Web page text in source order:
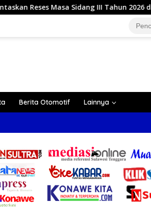
III Tahun 2026 di Dapil IV Konawe
Berita Otomotif Lainnya